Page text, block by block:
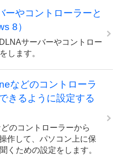
ーやコントローラーと
8）
サーバーやコントロー
します。
などのコントローラ
きるように設定する
のコントローラーから
作して、パソコン上に保
くための設定をします。